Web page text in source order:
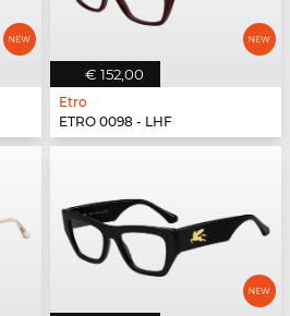
€ 152,00
Etro
ETRO 0098 - LHF